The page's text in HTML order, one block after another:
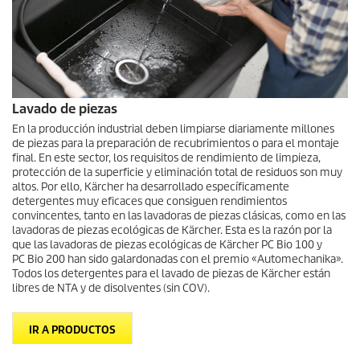
Lavado de piezas
En la producción industrial deben limpiarse diariamente millones
de piezas para la preparación de recubrimientos o para el montaje
final. En este sector, los requisitos de rendimiento de limpieza,
protección de la superficie y eliminación total de residuos son muy
altos. Por ello, Kärcher ha desarrollado específicamente
detergentes muy eficaces que consiguen rendimientos
convincentes, tanto en las lavadoras de piezas clásicas, como en las
lavadoras de piezas ecológicas de Kärcher. Esta es la razón por la
que las lavadoras de piezas ecológicas de Kärcher PC Bio 100 y
PC Bio 200 han sido galardonadas con el premio «Automechanika».
Todos los detergentes para el lavado de piezas de Kärcher están
libres de NTA y de disolventes (sin COV).
IR A PRODUCTOS